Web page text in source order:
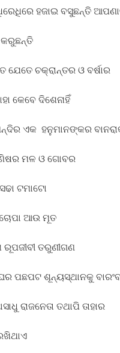
ହଜାଇ ବସୁଛନ୍ତି
କରୁଛନ୍ତି
ଚକ୍ରାନ୍ତର ଓ ବର୍ଷାର
କେବେ ଦିଶେନାହିଁ
ଏକ ହନୁମାନଙ୍କର
ମଳ ଓ ଗୋବର
ଟମାଟୋ
ଆଉ ମୂତ
ରୂପଜୀବୀ ତରୁଣୀଗଣ
ପଛପଟ ଶୂନ୍ୟସ୍ଥାନକୁ
ରାଜନେତା ତଥାପି ତାହାର